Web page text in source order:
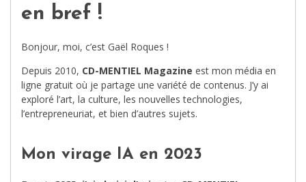
en bref !
Bonjour, moi, c’est Gaël Roques !
Depuis 2010, CD-MENTIEL Magazine est mon média en
ligne gratuit où je partage une variété de contenus. J’y ai
exploré l’art, la culture, les nouvelles technologies,
l’entrepreneuriat, et bien d’autres sujets.
Mon virage IA en 2023